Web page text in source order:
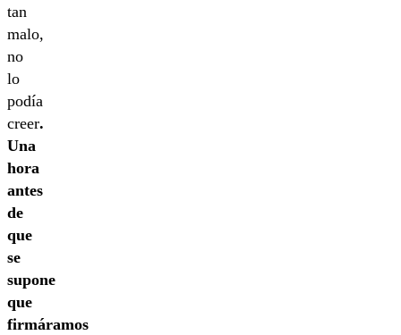
tan
malo,
no
lo
podía
creer.
Una
hora
antes
de
que
se
supone
que
firmáramos